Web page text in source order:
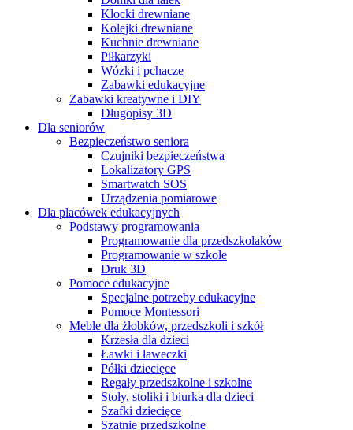
Klocki drewniane
Kolejki drewniane
Kuchnie drewniane
Piłkarzyki
Wózki i pchacze
Zabawki edukacyjne
Zabawki kreatywne i DIY
Długopisy 3D
Dla seniorów
Bezpieczeństwo seniora
Czujniki bezpieczeństwa
Lokalizatory GPS
Smartwatch SOS
Urządzenia pomiarowe
Dla placówek edukacyjnych
Podstawy programowania
Programowanie dla przedszkolaków
Programowanie w szkole
Druk 3D
Pomoce edukacyjne
Specjalne potrzeby edukacyjne
Pomoce Montessori
Meble dla żłobków, przedszkoli i szkół
Krzesła dla dzieci
Ławki i ławeczki
Półki dziecięce
Regały przedszkolne i szkolne
Stoły, stoliki i biurka dla dzieci
Szafki dziecięce
Szatnie przedszkolne